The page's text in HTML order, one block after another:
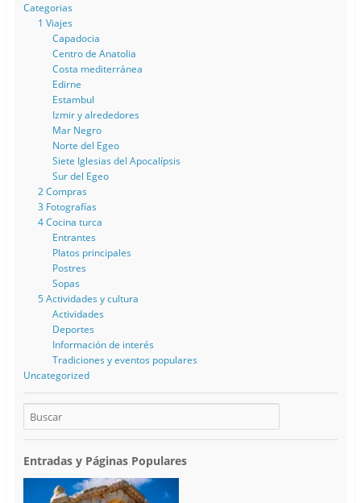
Categorias
1 Viajes
Capadocia
Centro de Anatolia
Costa mediterránea
Edirne
Estambul
Izmir y alrededores
Mar Negro
Norte del Egeo
Siete Iglesias del Apocalípsis
Sur del Egeo
2 Compras
3 Fotografías
4 Cocina turca
Entrantes
Platos principales
Postres
Sopas
5 Actividades y cultura
Actividades
Deportes
Información de interés
Tradiciones y eventos populares
Uncategorized
Entradas y Páginas Populares